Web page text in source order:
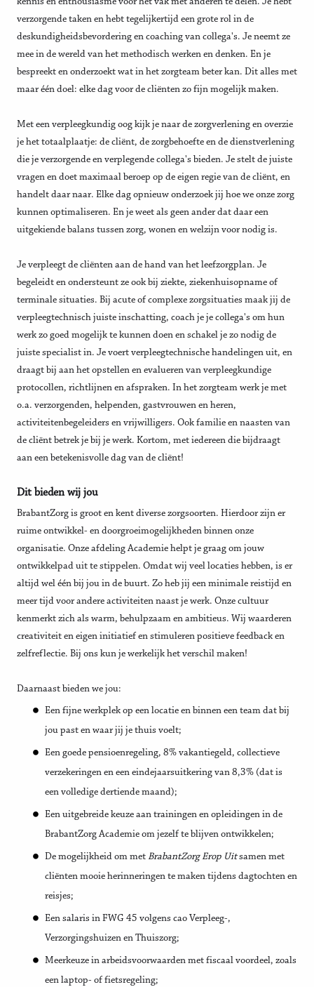
verzorgende taken en hebt tegelijkertijd een grote rol in de
deskundigheidsbevordering en coaching van collega's. Je neemt ze
mee in de wereld van het methodisch werken en denken. En je
bespreekt en onderzoekt wat in het zorgteam beter kan. Dit alles met
maar één doel: elke dag voor de cliënten zo fijn mogelijk maken.
Met een verpleegkundig oog kijk je naar de zorgverlening en overzie
je het totaalplaatje: de cliënt, de zorgbehoefte en de dienstverlening
die je verzorgende en verplegende collega's bieden. Je stelt de juiste
vragen en doet maximaal beroep op de eigen regie van de cliënt, en
handelt daar naar. Elke dag opnieuw onderzoek jij hoe we onze zorg
kunnen optimaliseren. En je weet als geen ander dat daar een
uitgekiende balans tussen zorg, wonen en welzijn voor nodig is.
Je verpleegt de cliënten aan de hand van het leefzorgplan. Je
begeleidt en ondersteunt ze ook bij ziekte, ziekenhuisopname of
terminale situaties. Bij acute of complexe zorgsituaties maak jij de
verpleegtechnisch juiste inschatting, coach je je collega's om hun
werk zo goed mogelijk te kunnen doen en schakel je zo nodig de
juiste specialist in. Je voert verpleegtechnische handelingen uit, en
draagt bij aan het opstellen en evalueren van verpleegkundige
protocollen, richtlijnen en afspraken. In het zorgteam werk je met
o.a. verzorgenden, helpenden, gastvrouwen en heren,
activiteitenbegeleiders en vrijwilligers. Ook familie en naasten van
de cliënt betrek je bij je werk. Kortom, met iedereen die bijdraagt
aan een betekenisvolle dag van de cliënt!
Dit bieden wij jou
BrabantZorg is groot en kent diverse zorgsoorten. Hierdoor zijn er
ruime ontwikkel- en doorgroeimogelijkheden binnen onze
organisatie. Onze afdeling Academie helpt je graag om jouw
ontwikkelpad uit te stippelen. Omdat wij veel locaties hebben, is er
altijd wel één bij jou in de buurt. Zo heb jij een minimale reistijd en
meer tijd voor andere activiteiten naast je werk. Onze cultuur
kenmerkt zich als warm, behulpzaam en ambitieus. Wij waarderen
creativiteit en eigen initiatief en stimuleren positieve feedback en
zelfreflectie. Bij ons kun je werkelijk het verschil maken!
Daarnaast bieden we jou:
Een fijne werkplek op een locatie en binnen een team dat bij
jou past en waar jij je thuis voelt;
Een goede pensioenregeling, 8% vakantiegeld, collectieve
verzekeringen en een eindejaarsuitkering van 8,3% (dat is
een volledige dertiende maand);
Een uitgebreide keuze aan trainingen en opleidingen in de
BrabantZorg Academie om jezelf te blijven ontwikkelen;
De mogelijkheid om met BrabantZorg Erop Uitsamen met
cliënten mooie herinneringen te maken tijdens dagtochten en
reisjes;
Een salaris in FWG 45 volgens cao Verpleeg-,
Verzorgingshuizen en Thuiszorg;
Meerkeuze in arbeidsvoorwaarden met fiscaal voordeel, zoals
een laptop- of fietsregeling;